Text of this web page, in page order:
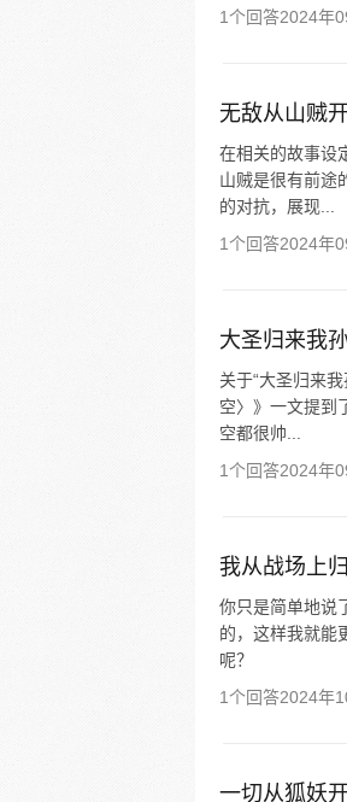
1个回答2024年
无敌从山贼
在相关的故事设
山贼是很有前途
的对抗，展现...
1个回答2024年
大圣归来我
关于“大圣归来
空〉》一文提到
空都很帅...
1个回答2024年
我从战场上
你只是简单地说
的，这样我就能
呢？
1个回答2024年
一切从狐妖